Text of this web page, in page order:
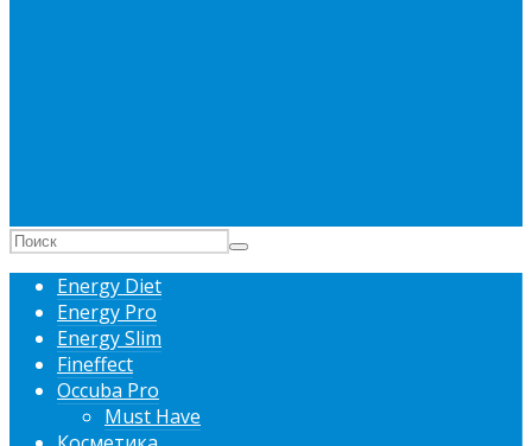
Energy Diet
Energy Pro
Energy Slim
Fineffect
Occuba Pro
Must Have